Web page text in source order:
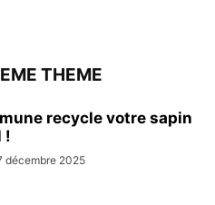
THEME
recycle votre sapin
!
décembre 2025